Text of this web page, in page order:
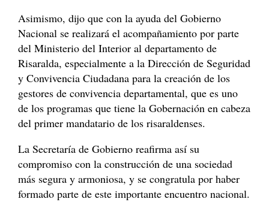
Asimismo, dijo que con la ayuda del Gobierno
Nacional se realizará el acompañamiento por parte
del Ministerio del Interior al departamento de
Risaralda, especialmente a la Dirección de Seguridad
y Convivencia Ciudadana para la creación de los
gestores de convivencia departamental, que es uno
de los programas que tiene la Gobernación en cabeza
del primer mandatario de los risaraldenses.
La Secretaría de Gobierno reafirma así su
compromiso con la construcción de una sociedad
más segura y armoniosa, y se congratula por haber
formado parte de este importante encuentro nacional.